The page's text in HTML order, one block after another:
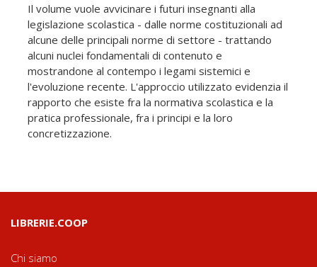
Il volume vuole avvicinare i futuri insegnanti alla
legislazione scolastica - dalle norme costituzionali ad
alcune delle principali norme di settore - trattando
alcuni nuclei fondamentali di contenuto e
mostrandone al contempo i legami sistemici e
l'evoluzione recente. L'approccio utilizzato evidenzia il
rapporto che esiste fra la normativa scolastica e la
pratica professionale, fra i principi e la loro
concretizzazione.
LIBRERIE.COOP
Chi siamo